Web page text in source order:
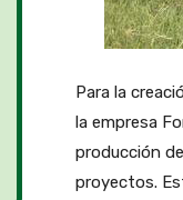
Para la
la empresa
producción
proyectos.